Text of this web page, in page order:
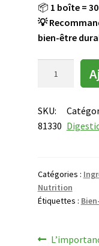
a
p
r
è
i
s
d
u
p
é
📦 1 boîte =
💡
bien-être
n
t
é
d
e
SKU:
81330
Catégories :
Nutrition
Étiquettes :
Article